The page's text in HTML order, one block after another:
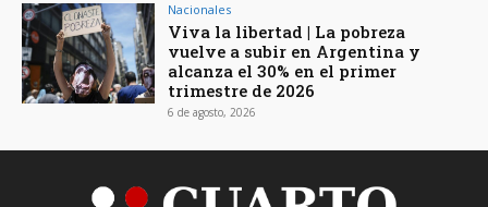
Nacionales
Viva la libertad | La pobreza
vuelve a subir en Argentina y
alcanza el 30% en el primer
trimestre de 2026
6 de agosto, 2026